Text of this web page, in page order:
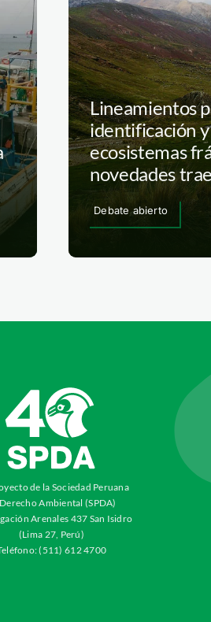
Lineamientos
identificación
ecosistemas
novedades
Debate abierto
de la Sociedad Peruana
Ambiental (SPDA)
Arenales 437 San Isidro
(Lima 27, Perú)
(511) 612 4700